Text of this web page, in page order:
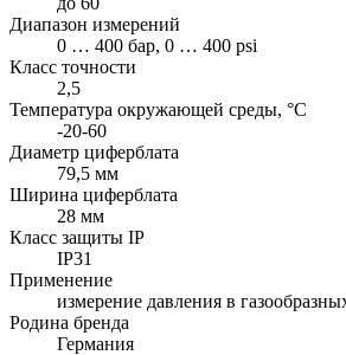
Диапазон измерений
0 … 400 бар, 0 … 400 psi
Класс точности
2,5
Температура окружающей среды, °C
-20-60
Диаметр циферблата
79,5 мм
Ширина циферблата
28 мм
Класс защиты IP
IP31
Применение
измерение давления в
Родина бренда
Германия